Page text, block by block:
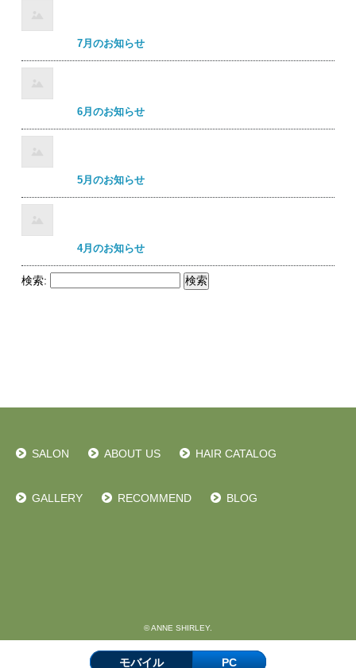
7月のお知らせ
6月のお知らせ
5月のお知らせ
4月のお知らせ
検索:
SALON ABOUT US HAIR CATALOG
GALLERY RECOMMEND BLOG
© ANNE SHIRLEY.
モバイル PC